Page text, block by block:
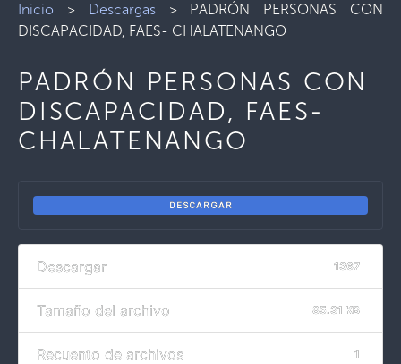
Inicio > Descargas> PADRÓN PERSONAS CON
DISCAPACIDAD, FAES- CHALATENANGO
PADRÓN PERSONAS CON
DISCAPACIDAD, FAES-
CHALATENANGO
DESCARGAR
Descargar 1367
Tamaño del archivo 85.31 KB
Recuento de archivos 1